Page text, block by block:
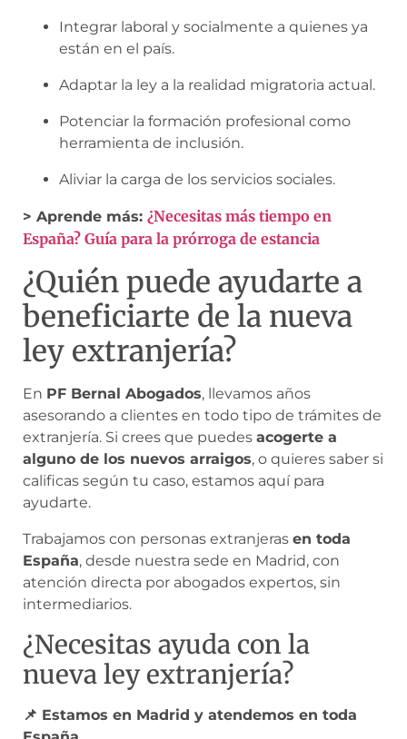
Integrar laboral y socialmente a quienes ya
están en el país.
Adaptar la ley a la realidad migratoria actual.
Potenciar la formación profesional como
herramienta de inclusión.
Aliviar la carga de los servicios sociales.
> Aprende más: ¿Necesitas más tiempo en
España? Guía para la prórroga de estancia
¿Quién puede ayudarte a
beneficiarte de la nueva
ley extranjería?
En PF Bernal Abogados, llevamos años
asesorando a clientes en todo tipo de trámites de
extranjería. Si crees que puedes acogerte a
alguno de los nuevos arraigos, o quieres saber si
calificas según tu caso, estamos aquí para
ayudarte.
Trabajamos con personas extranjeras en toda
España, desde nuestra sede en Madrid, con
atención directa por abogados expertos, sin
intermediarios.
¿Necesitas ayuda con la
nueva ley extranjería?
📌 Estamos en Madrid y atendemos en toda